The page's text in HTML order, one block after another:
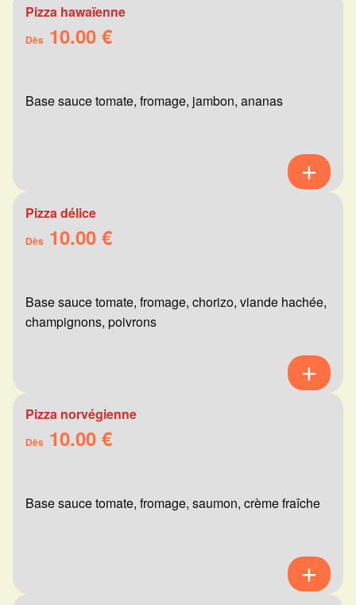
Pizza hawaïenne
Dès 10.00 €
Base sauce tomate, fromage, jambon, ananas
Pizza délice
Dès 10.00 €
Base sauce tomate, fromage, chorizo, viande hachée,
champignons, poivrons
Pizza norvégienne
Dès 10.00 €
Base sauce tomate, fromage, saumon, crème fraîche